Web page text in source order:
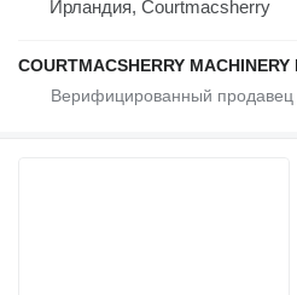
Ирландия, Courtmacsherry
COURTMACSHERRY MACHINERY